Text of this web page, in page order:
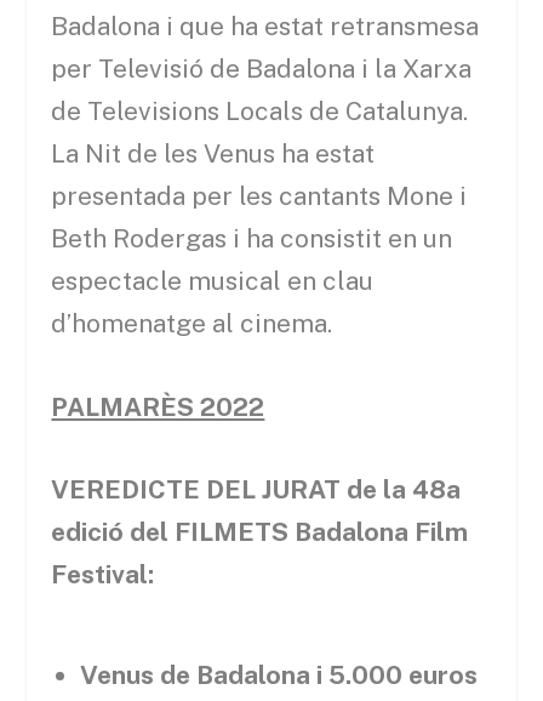
Badalona i que ha estat retransmesa
per Televisió de Badalona i la Xarxa
de Televisions Locals de Catalunya.
La Nit de les Venus ha estat
presentada per les cantants Mone i
Beth Rodergas i ha consistit en un
espectacle musical en clau
d’homenatge al cinema.
PALMARÈS 2022
VEREDICTE DEL JURAT de la 48a
edició del FILMETS Badalona Film
Festival:
Venus de Badalona i 5.000 euros